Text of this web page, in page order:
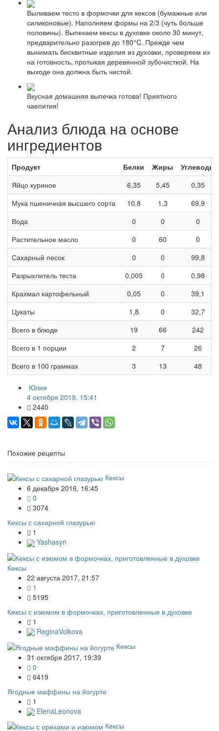
Выливаем тесто в формочки для кексов (бумажные или
силиконовые). Наполняем формы на 2/3 (чуть больше
половины). Выпекаем кексы в духовке около 30 минут,
предварительно разогрев до 180°C. Прежде чем
вынимать бисквитные изделия из духовки, проверяем их
на готовность, протыкая деревянной зубочисткой. На
выходе она должна быть чистой.
Вкусная домашняя выпечка готова! Приятного
чаепития!
Анализ блюда на основе
ингредиентов
Продукт Белки Жиры
Углеводы
Яйцо куриное
6,35 5,45
0,35
Мука пшеничная высшего сорта
10,8 1,3
69,9
Вода
0 0
0
Растительное масло
0 60
0
Сахарный песок
0 0
99,8
Разрыхлитель теста
0,005 0
0,98
Крахмал картофельный
0,05 0
39,1
Цукаты
1,8 0
32,7
Всего в блюде
19 66
242
Всего в 1 порции
2 7
26
Всего в 100 граммах
3 13 48
Юлия
4 октября 2019, 15:41
2440
Похожие рецепты
Кексы
6 декабря 2016, 16:45
0
3074
Кексы с сахарной глазурью
1
Yashasyn
Кексы
22 августа 2017, 21:57
1
5195
Кексы с изюмом в формочках, приготовленные в духовке
1
ReginaVolkova
Кексы
31 октября 2017, 19:39
0
6419
Ягодные маффины на йогурте
1
ElenaLeonova
Кексы